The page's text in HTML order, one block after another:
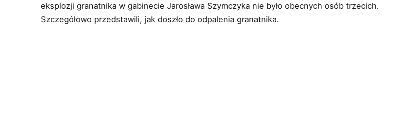
eksplozji granatnika w gabinecie Jarosława Szymczyka nie było obecnych osób trzecich.
Szczegółowo przedstawili, jak doszło do odpalenia granatnika.